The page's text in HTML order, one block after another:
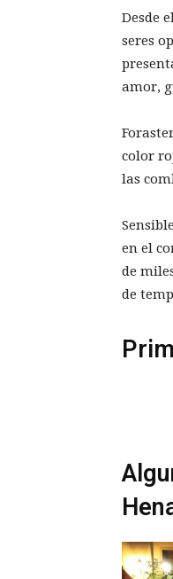
Desde
seres
amor,
color
las
en el
de
de